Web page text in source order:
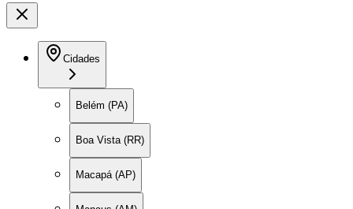
Cidades
Belém (PA)
Boa Vista (RR)
Macapá (AP)